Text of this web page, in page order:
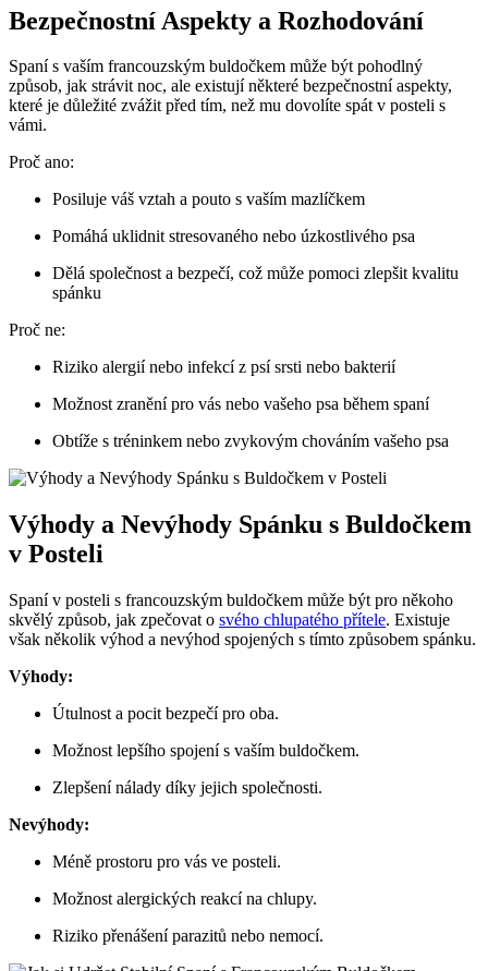
Bezpečnostní ⁢Aspekty a⁤ Rozhodování
Spaní s​ vaším francouzským buldočkem ‍může být​ pohodlný
způsob, jak strávit noc, ⁣ale existují některé bezpečnostní aspekty,
které je důležité ⁣zvážit ‍před tím, než mu ​dovolíte spát v‌ posteli s‍
vámi.
Proč ano:
Posiluje váš ⁣vztah a pouto s vaším‍ mazlíčkem
Pomáhá uklidnit ⁢stresovaného nebo úzkostlivého psa
Dělá společnost a⁢ bezpečí, což ‌může pomoci zlepšit ​kvalitu
spánku
Proč ‍ne:
Riziko⁢ alergií nebo infekcí z ⁢psí srsti ⁢nebo‌ bakterií
Možnost zranění ⁢pro vás nebo vašeho ⁣psa ‌během spaní
Obtíže s tréninkem ⁤nebo zvykovým chováním vašeho psa
Výhody a Nevýhody Spánku s Buldočkem
v Posteli
Spaní v posteli s francouzským buldočkem může být ⁤pro někoho
⁣skvělý způsob, jak zpečovat o ‍ svého chlupatého přítele. Existuje
však ⁣několik výhod a⁢ nevýhod spojených s tímto způsobem spánku.
Výhody:
Útulnost‌ a pocit bezpečí pro oba.
Možnost lepšího spojení s ‌vaším buldočkem.
Zlepšení nálady díky jejich ⁢společnosti.
Nevýhody:
Méně ⁤prostoru pro vás ve posteli.
Možnost alergických⁢ reakcí⁤ na chlupy.
Riziko přenášení parazitů nebo nemocí.